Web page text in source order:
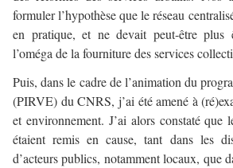
formuler l’hypothèse que le réseau
en pratique, et ne devait peut-être plus
l’oméga de la fourniture des services
Puis, dans le cadre de l’animation du
(PIRVE) du CNRS, j’ai été amené à
et environnement. J’ai alors constaté que
étaient remis en cause, tant dans les
d’acteurs publics, notamment locaux, que